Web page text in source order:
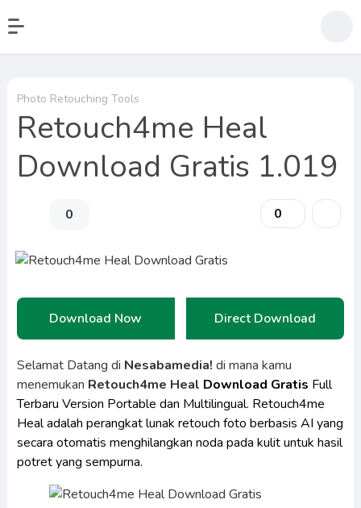
Photo Retouching Tools
Retouch4me Heal
Download Gratis 1.019
0 0
Download Now Direct Download
Selamat Datang di Nesabamedia! di mana kamu
menemukan Retouch4me Heal Download Gratis Full
Terbaru Version Portable dan Multilingual. Retouch4me
Heal adalah perangkat lunak retouch foto berbasis AI yang
secara otomatis menghilangkan noda pada kulit untuk hasil
potret yang sempurna.